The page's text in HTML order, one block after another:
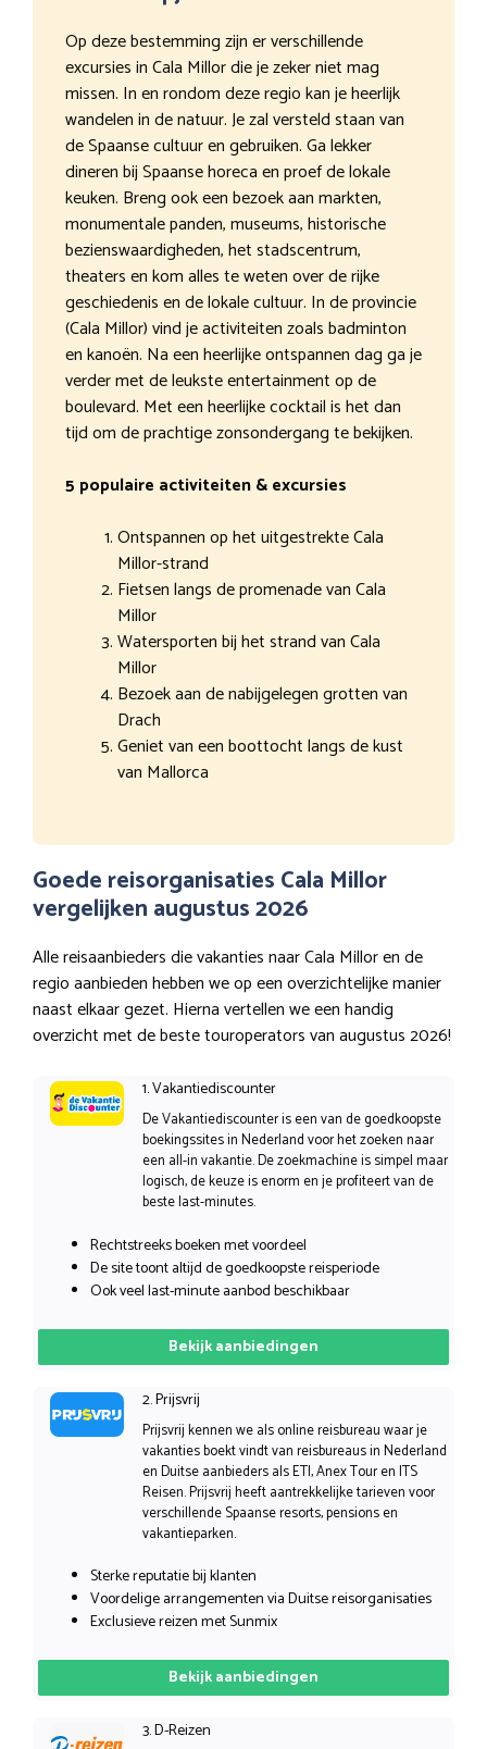
Op deze bestemming zijn er verschillende
excursies in Cala Millor die je zeker niet mag
missen. In en rondom deze regio kan je heerlijk
wandelen in de natuur. Je zal versteld staan van
de Spaanse cultuur en gebruiken. Ga lekker
dineren bij Spaanse horeca en proef de lokale
keuken. Breng ook een bezoek aan markten,
monumentale panden, museums, historische
bezienswaardigheden, het stadscentrum,
theaters en kom alles te weten over de rijke
geschiedenis en de lokale cultuur. In de provincie
(Cala Millor) vind je activiteiten zoals badminton
en kanoën. Na een heerlijke ontspannen dag ga je
verder met de leukste entertainment op de
boulevard. Met een heerlijke cocktail is het dan
tijd om de prachtige zonsondergang te bekijken.
5 populaire activiteiten & excursies
Ontspannen op het uitgestrekte Cala
Millor-strand
Fietsen langs de promenade van Cala
Millor
Watersporten bij het strand van Cala
Millor
Bezoek aan de nabijgelegen grotten van
Drach
Geniet van een boottocht langs de kust
van Mallorca
Goede reisorganisaties Cala Millor
vergelijken augustus 2026
Alle reisaanbieders die vakanties naar Cala Millor en de
regio aanbieden hebben we op een overzichtelijke manier
naast elkaar gezet. Hierna vertellen we een handig
overzicht met de beste touroperators van augustus 2026!
1. Vakantiediscounter
De Vakantiediscounter is een van de goedkoopste
boekingssites in Nederland voor het zoeken naar
een all-in vakantie. De zoekmachine is simpel maar
logisch, de keuze is enorm en je profiteert van de
beste last-minutes.
Rechtstreeks boeken met voordeel
De site toont altijd de goedkoopste reisperiode
Ook veel last-minute aanbod beschikbaar
Bekijk aanbiedingen
2. Prijsvrij
Prijsvrij kennen we als online reisbureau waar je
vakanties boekt vindt van reisbureaus in Nederland
en Duitse aanbieders als ETI, Anex Tour en ITS
Reisen. Prijsvrij heeft aantrekkelijke tarieven voor
verschillende Spaanse resorts, pensions en
vakantieparken.
Sterke reputatie bij klanten
Voordelige arrangementen via Duitse reisorganisaties
Exclusieve reizen met Sunmix
Bekijk aanbiedingen
3. D-Reizen